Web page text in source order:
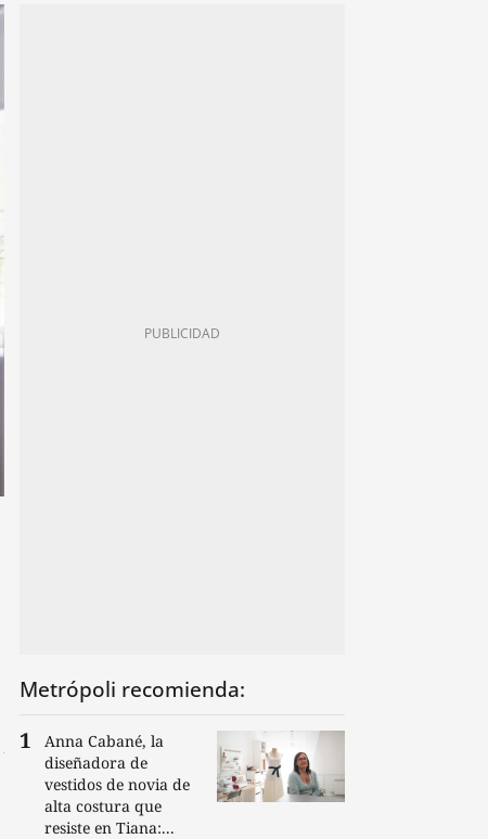
Metrópoli recomienda:
Anna Cabané, la
diseñadora de
vestidos de novia de
alta costura que
resiste en Tiana:...